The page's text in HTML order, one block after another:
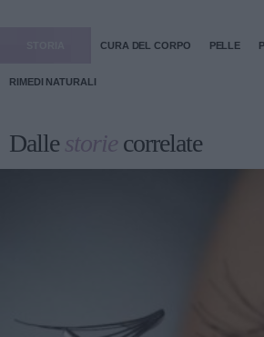
CURA DEL CORPO PELLE
RIMEDI NATURALI
Dallestorie correlate